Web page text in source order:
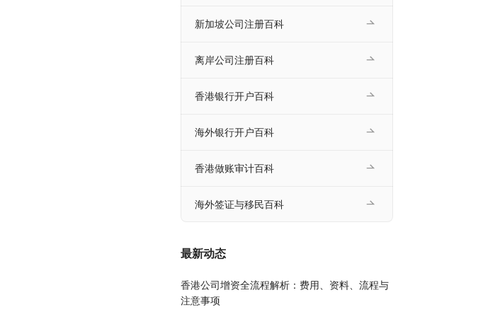
新加坡公司注册百科
离岸公司注册百科
香港银行开户百科
海外银行开户百科
香港做账审计百科
海外签证与移民百科
最新动态
香港公司增资全流程解析：费用、资料、流程与
注意事项